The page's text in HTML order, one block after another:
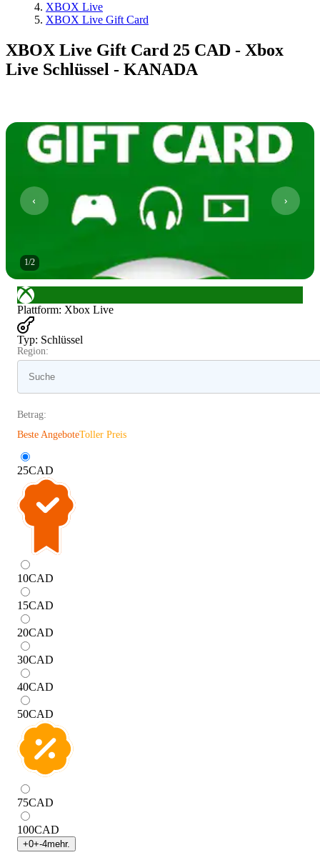
XBOX Live
XBOX Live Gift Card
XBOX Live Gift Card 25 CAD - Xbox
Live Schlüssel - KANADA
1/2
Plattform: Xbox Live
Typ: Schlüssel
Region:
Betrag:
Beste AngeboteToller Preis
25CAD
10CAD
15CAD
20CAD
30CAD
40CAD
50CAD
75CAD
100CAD
+0+-4mehr.